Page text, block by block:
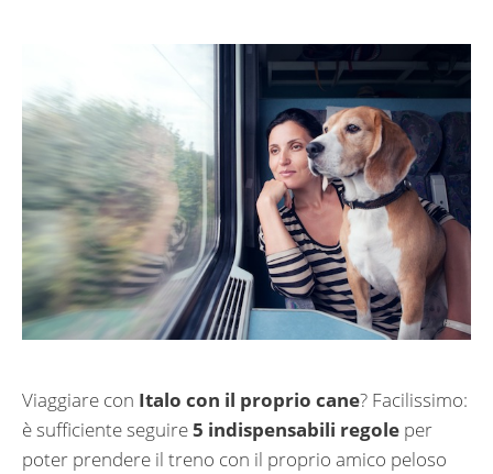
Viaggiare con Italo con il proprio cane? Facilissimo:
è sufficiente seguire5 indispensabili regole per
poter prendere il treno con il proprio amico peloso